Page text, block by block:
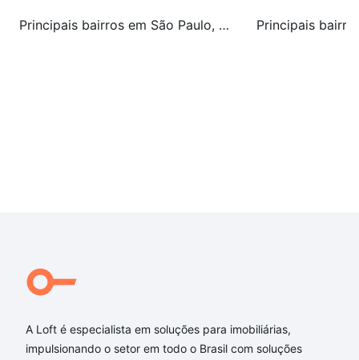
Principais bairros em São Paulo, SP
A Loft é especialista em soluções para imobiliárias,
impulsionando o setor em todo o Brasil com soluções